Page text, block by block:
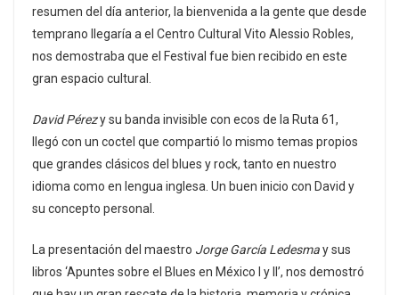
resumen del día anterior, la bienvenida a la gente que desde
temprano llegaría a el Centro Cultural Vito Alessio Robles,
nos demostraba que el Festival fue bien recibido en este
gran espacio cultural.
David Pérezy su banda invisible con ecos de la Ruta 61,
llegó con un coctel que compartió lo mismo temas propios
que grandes clásicos del blues y rock, tanto en nuestro
idioma como en lengua inglesa. Un buen inicio con David y
su concepto personal.
La presentación del maestro Jorge García Ledesmay sus
libros ‘Apuntes sobre el Blues en México I y II’, nos demostró